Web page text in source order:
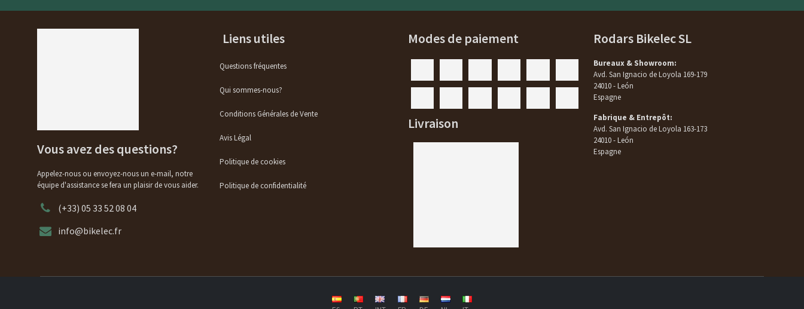
Vous avez des questions?
Appelez-nous ou envoyez-nous un e-mail, notre
équipe d'assistance se fera un plaisir de vous aider.
(+33) 05 33 52 08 04
info@bikelec.fr
Liens utiles
Questions fréquentes
Qui sommes-nous?
Conditions Générales de Vente
Avis Légal
Politique de cookies
Politique de confidentialité
Modes de paiement
Livraison
Rodars Bikelec SL
Bureaux & Showroom:
Avd. San Ignacio de Loyola 169-179
24010 - León
Espagne
Fabrique & Entrepôt:
Avd. San Ignacio de Loyola 163-173
24010 - León
Espagne